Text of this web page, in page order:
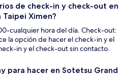
de check-in y check-out en
Ximen?
cualquier hora del día. Check-out:
la opción de hacer el check-in y el
in y el check-out sin contacto.
para hacer en Sotetsu Grand